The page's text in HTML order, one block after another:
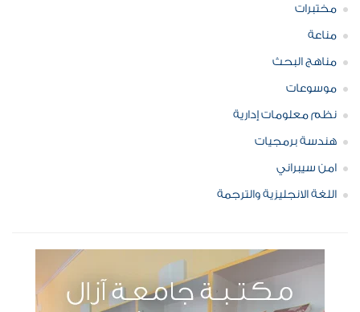
مختبرات
مناعة
مناهج البحث
موسوعات
نظم معلومات إدارية
هندسة برمجيات
امن سيبراني
اللغة الانجليزية والترجمة